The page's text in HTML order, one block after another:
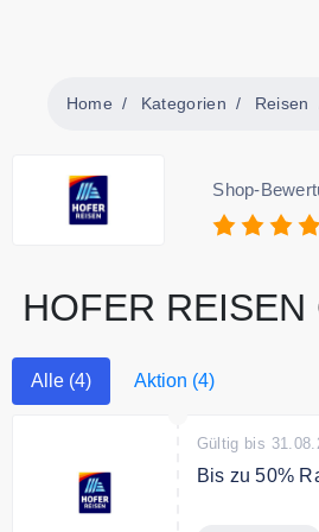
Home Kategorien Reisen
Shop-
HOFER
Alle (4) Aktion (4)
Gültig bis
Bis zu 50%